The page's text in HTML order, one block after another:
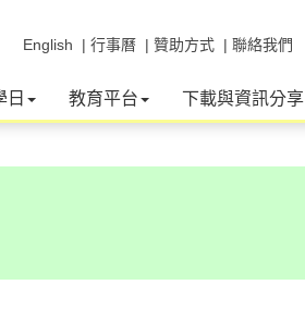
| 聯絡我們
| 贊助方式
| 行事曆
English
日 教育平台 下載與資訊分享